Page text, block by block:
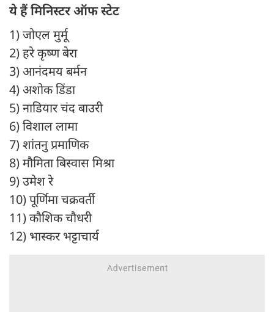
ये हैं मिनिस्टर ऑफ स्टेट
1) जोएल मुर्मू
2) हरे कृष्ण बेरा
3) आनंदमय बर्मन
4) अशोक डिंडा
5) नाडियार चंद बाउरी
6) विशाल लामा
7) शांतनु प्रमाणिक
8) ​​मौमिता बिस्वास मिश्रा
9) उमेश रे
10) पूर्णिमा चक्रवर्ती
11) कौशिक चौधरी
12) भास्कर भट्टाचार्य